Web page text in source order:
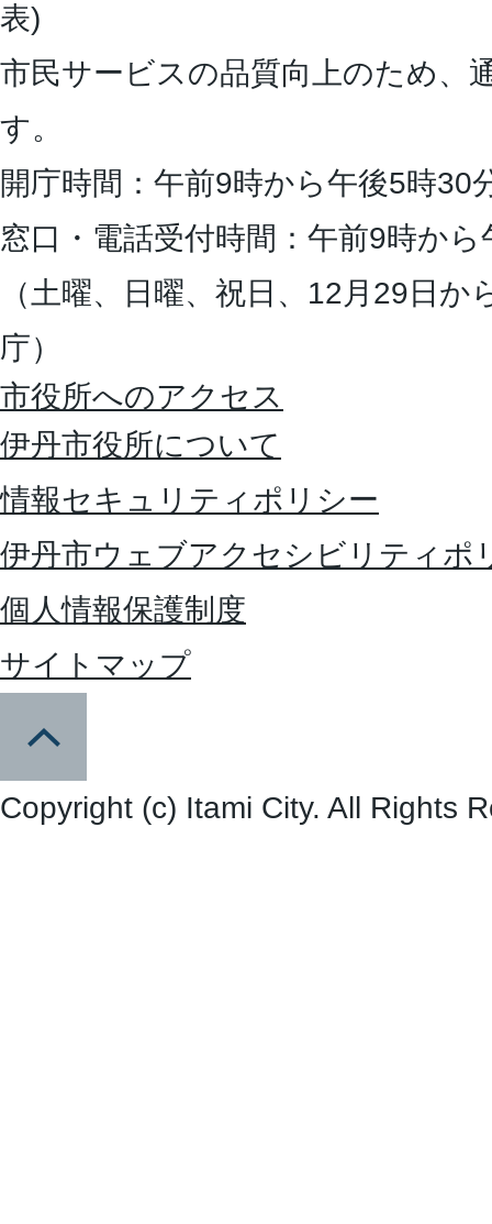
表)
市民サービスの品質向上のため、
す。
開庁時間：午前9時から午後5時30
窓口・電話受付時間：午前9時か
（土曜、日曜、祝日、12月29日
庁）
市役所へのアクセス
伊丹市役所について
情報セキュリティポリシー
伊丹市ウェブアクセシビリティポ
個人情報保護制度
サイトマップ
Copyright (c) Itami City. All Rights